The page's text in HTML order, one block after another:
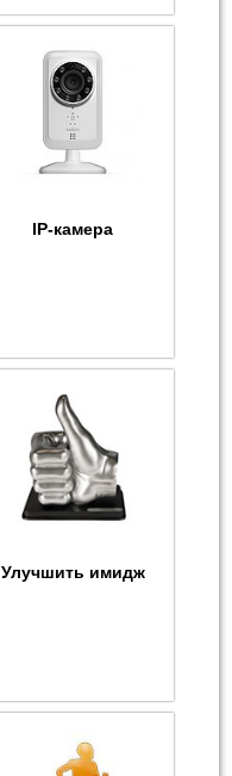
IP-камера
Улучшить имидж